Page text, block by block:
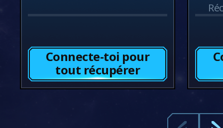
Connecte-toi pour
tout récupérer